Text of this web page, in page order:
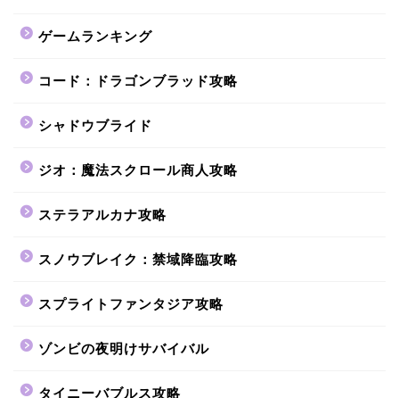
ゲームランキング
コード：ドラゴンブラッド攻略
シャドウブライド
ジオ：魔法スクロール商人攻略
ステラアルカナ攻略
スノウブレイク：禁域降臨攻略
スプライトファンタジア攻略
ゾンビの夜明けサバイバル
タイニーバブルス攻略